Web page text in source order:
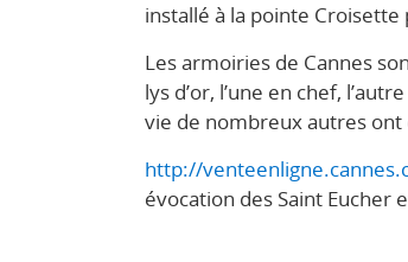
installé à la pointe
Les armoiries de Cannes
lys d’or, l’une en chef,
vie de nombreux autres
http://
évocation des Saint Eucher